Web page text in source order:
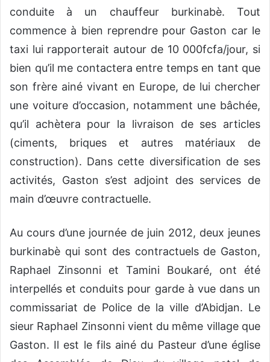
conduite à un chauffeur burkinabè. Tout
commence à bien reprendre pour Gaston car le
taxi lui rapporterait autour de 10 000fcfa/jour, si
bien qu’il me contactera entre temps en tant que
son frère ainé vivant en Europe, de lui chercher
une voiture d’occasion, notamment une bâchée,
qu’il achètera pour la livraison de ses articles
(ciments, briques et autres matériaux de
construction). Dans cette diversification de ses
activités, Gaston s’est adjoint des services de
main d’œuvre contractuelle.
Au cours d’une journée de juin 2012, deux jeunes
burkinabè qui sont des contractuels de Gaston,
Raphael Zinsonni et Tamini Boukaré, ont été
interpellés et conduits pour garde à vue dans un
commissariat de Police de la ville d’Abidjan. Le
sieur Raphael Zinsonni vient du même village que
Gaston. Il est le fils ainé du Pasteur d’une église